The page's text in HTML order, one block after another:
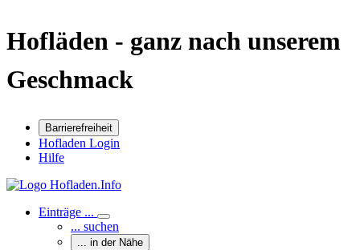
Hofläden - ganz nach unserem
Geschmack
Barrierefreiheit
Hofladen Login
Hilfe
Einträge ...
... suchen
... in der Nähe